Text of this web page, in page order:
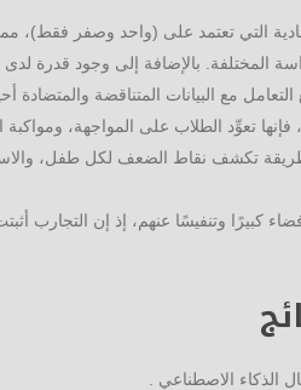
التي تعتمد على (واحد وصفر فقط)، مما
المختلفة. بالإضافة إلى وجود قدرة لدى
مع البيانات المتناقضة والمتضادة
تعوِّد الطلاب على المواجهة، ومواكبة
تكشف نقاط الضعف لكل طفل،
كبيرًا وتنفيسًا عنهم، إذ إن التجارب
الاصطناعي .